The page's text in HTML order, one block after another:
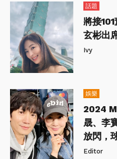
話題
將接
玄彬出
Ivy
娛樂
2024
晟、李
放閃，
Editor